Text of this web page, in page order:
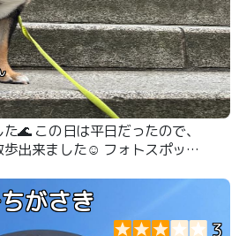
ので、
た☺️ フォトスポット
平日の夕方だからか？お店も早
気をつけないとですね！
がさき
3